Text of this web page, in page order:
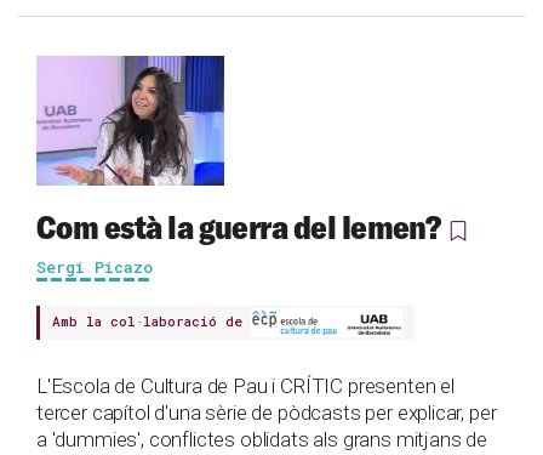
Com està la guerra del Iemen?
Sergi Picazo
Amb la col·laboració de
L'Escola de Cultura de Pau i CRÍTIC presenten el
tercer capítol d'una sèrie de pòdcasts per explicar, per
a 'dummies', conflictes oblidats als grans mitjans de